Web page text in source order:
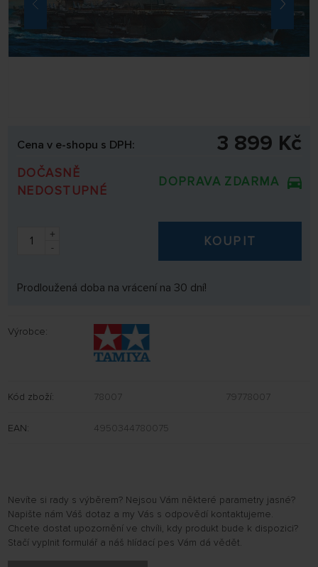
Cena v e-shopu s DPH: 3 899 Kč
DOČASNĚ
NEDOSTUPNÉ
DOPRAVA ZDARMA
+
-
KOUPIT
Prodloužená doba na vrácení na 30 dní!
Výrobce:
Kód zboží: 78007 79778007
EAN: 4950344780075
Nevíte si rady s výběrem? Nejsou Vám některé parametry jasné?
Napište nám Váš dotaz a my Vás s odpovědí kontaktujeme.
Chcete dostat upozornění ve chvíli, kdy produkt bude k dispozici?
Stačí vyplnit formulář a náš hlídací pes Vám dá vědět.